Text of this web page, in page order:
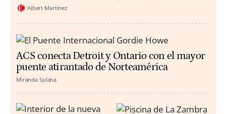
Albert Martínez
ACS conecta Detroit y Ontario con el mayor
puente atirantado de Norteamérica
Miranda Solana